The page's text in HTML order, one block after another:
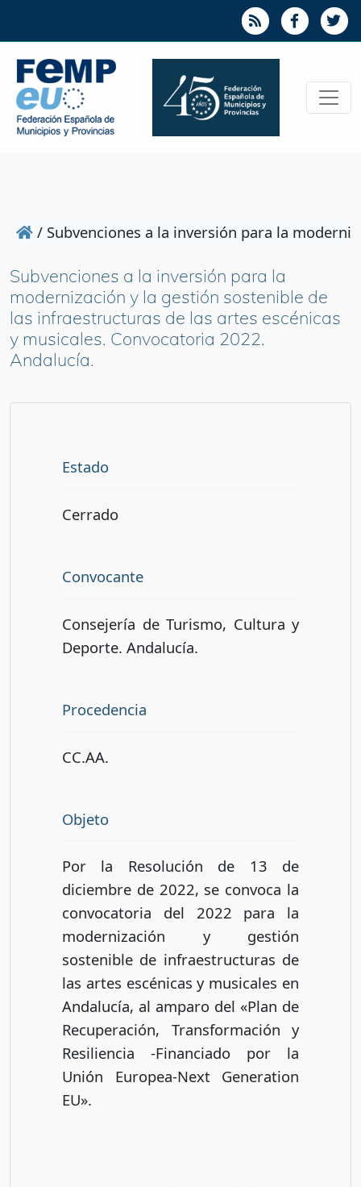
/ Subvenciones a la inversión para la
Subvenciones a la inversión para la
modernización y la gestión sostenible de
las infraestructuras de las artes escénicas
y musicales. Convocatoria 2022.
Andalucía.
Estado
Cerrado
Convocante
Consejería de Turismo, Cultura y
Deporte. Andalucía.
Procedencia
CC.AA.
Objeto
Por la Resolución de 13 de
diciembre de 2022, se convoca la
convocatoria del 2022 para la
modernización y gestión
sostenible de infraestructuras de
las artes escénicas y musicales en
Andalucía, al amparo del «Plan de
Recuperación, Transformación y
Resiliencia -Financiado por la
Unión Europea-Next Generation
EU».